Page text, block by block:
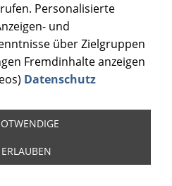
Personalisierte
und
über Zielgruppen
Fremdinhalte anzeigen
Datenschutz